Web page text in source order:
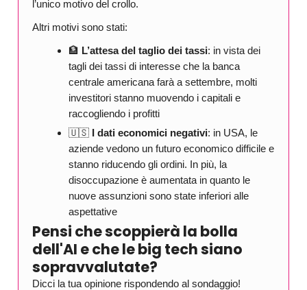
l’unico motivo del crollo.
Altri motivi sono stati:
🏦 L’attesa del taglio dei tassi: in vista dei
tagli dei tassi di interesse che la banca
centrale americana farà a settembre, molti
investitori stanno muovendo i capitali e
raccogliendo i profitti
🇺🇸 I dati economici negativi: in USA, le
aziende vedono un futuro economico difficile e
stanno riducendo gli ordini. In più, la
disoccupazione è aumentata in quanto le
nuove assunzioni sono state inferiori alle
aspettative
Pensi che scoppierà la bolla
dell'AI e che le big tech siano
sopravvalutate?
Dicci la tua opinione rispondendo al sondaggio!